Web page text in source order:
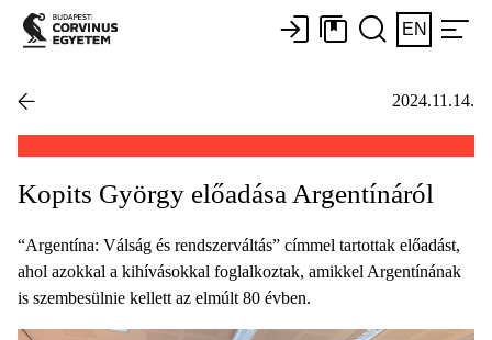
EN
2024.11.14.
Kopits György előadása Argentínáról
“Argentína: Válság és rendszerváltás” címmel tartottak előadást,
ahol azokkal a kihívásokkal foglalkoztak, amikkel Argentínának
is szembesülnie kellett az elmúlt 80 évben.